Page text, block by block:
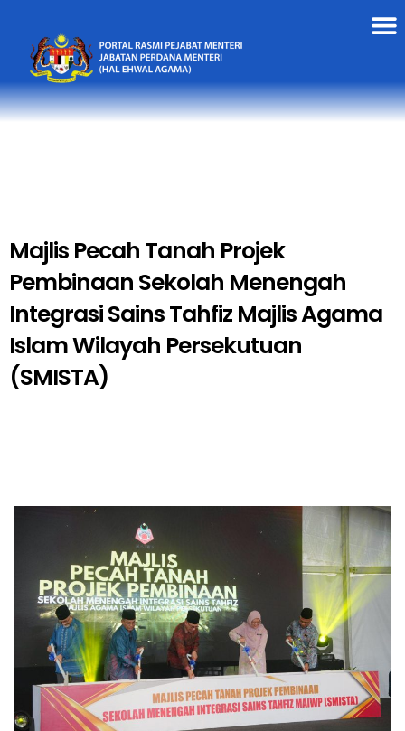
Majlis Pecah Tanah Projek
Pembinaan Sekolah Menengah
Integrasi Sains Tahfiz Majlis Agama
Islam Wilayah Persekutuan
(SMISTA)